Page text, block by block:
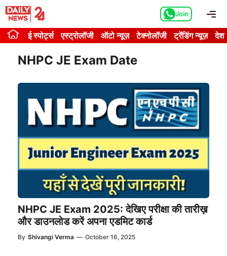
Skip
content
Join
ई स्पोर्ट्स एस्ट्रोलॉजी ऑटो न्यूज़ टेक्नोलॉजी ट्रेंडिंग न्यूज़ देश
NHPC JE Exam Date
NHPC JE Exam 2025: देखिए परीक्षा की तारीख़
और डाउनलोड करें अपना एडमिट कार्ड
By Shivangi Verma — October 16, 2025